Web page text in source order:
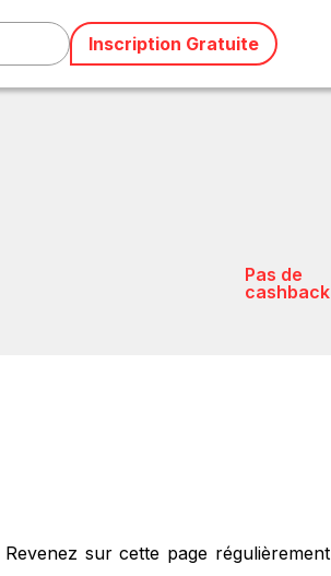
Pas de
cashback
sur cette page régulièrement
Inscription Gratuite